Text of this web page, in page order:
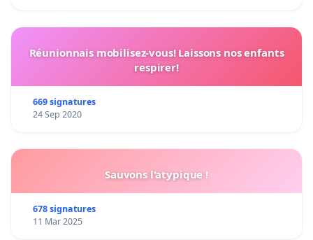
Réunionnais mobilisez-vous! Laissons nos enfants
respirer!
669 signatures
24 Sep 2020
Sauvons l'atypique !
678 signatures
11 Mar 2025